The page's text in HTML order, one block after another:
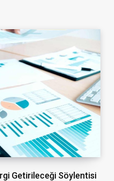
Getirileceği Söylentisi